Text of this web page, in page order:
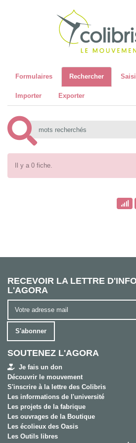
Formulaires Rechercher
Importer Exporter
Il y a 0 fiche.
RECEVOIR LA LETTRE
L'AGORA
S'abonner
SOUTENEZ L'AGORA
Je fais un don
Découvrir le mouvement
S'inscrire à la lettre des Colibris
Les informations de l'université
Les projets de la fabrique
Les ouvrages de la Boutique
Les écolieux des Oasis
Les Outils libres